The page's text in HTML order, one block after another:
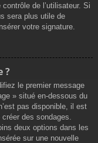
de l’utilisateur. Si
sera plus utile de
votre signature.
?
le premier message
» situé en-dessous du
pas disponible, il est
des sondages.
deux options dans les
sur une nouvelle